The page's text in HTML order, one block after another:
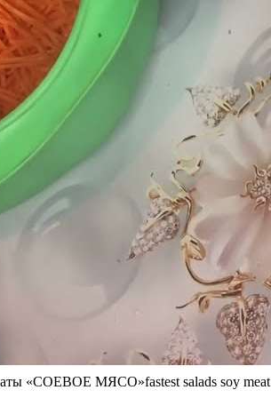
«СОЕВОЕ МЯСО»fastest salads soy